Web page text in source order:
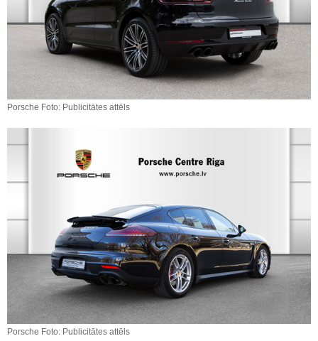
Porsche Foto: Publicitātes attēls
Porsche Foto: Publicitātes attēls